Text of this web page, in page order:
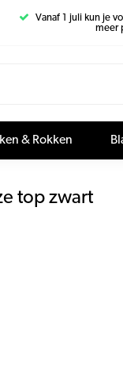
Vanaf 1 juli kun je
meer
& Rokken
top zwart